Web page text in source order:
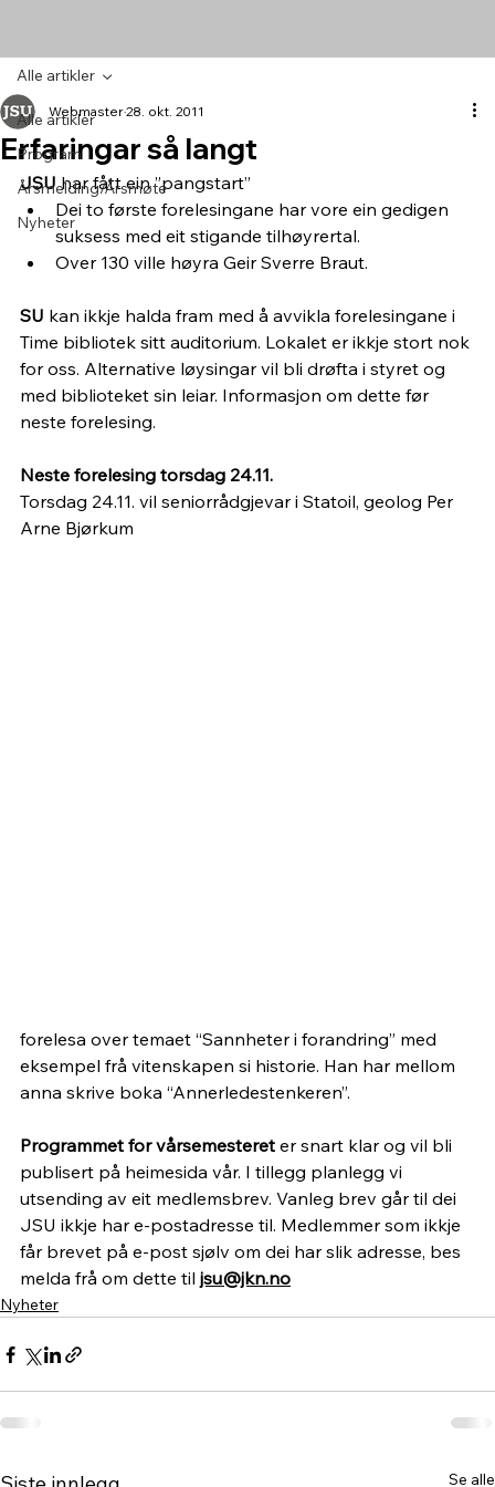
Alle artikler
Program
Årsmelding/Årsmøte
Nyheter
Alle artikler
Erfaringar så langt
Webmaster28. okt. 2011
JSU har fått ein ”pangstart”
Dei to første forelesingane har vore ein gedigen
suksess med eit stigande tilhøyrertal.
Over 130 ville høyra Geir Sverre Braut.
SU kan ikkje halda fram med å avvikla forelesingane i
Time bibliotek sitt auditorium. Lokalet er ikkje stort nok
for oss. Alternative løysingar vil bli drøfta i styret og
med biblioteket sin leiar. Informasjon om dette før
neste forelesing.
Neste forelesing torsdag 24.11.
Torsdag 24.11. vil seniorrådgjevar i Statoil, geolog Per
Arne Bjørkum
forelesa over temaet “Sannheter i forandring” med
eksempel frå vitenskapen si historie. Han har mellom
anna skrive boka “Annerledestenkeren”.
Programmet for vårsemesteret er snart klar og vil bli
publisert på heimesida vår. I tillegg planlegg vi
utsending av eit medlemsbrev. Vanleg brev går til dei
JSU ikkje har e-postadresse til. Medlemmer som ikkje
får brevet på e-post sjølv om dei har slik adresse, bes
melda frå om dette til jsu@jkn.no
Nyheter
Se alle